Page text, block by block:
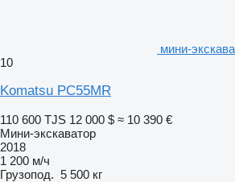
мини-
10
Komatsu PC55MR
110 600 TJS 12 000 $ ≈ 10 390 €
Мини-экскаватор
2018
1 200 м/ч
Грузопод. 5 500 кг